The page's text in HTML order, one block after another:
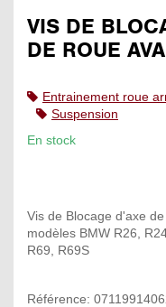
VIS DE
DE ROUE
Entrainement roue
Suspension
En stock
Vis de Blocage d'axe
modèles BMW R26,
R69, R69S
Référence: